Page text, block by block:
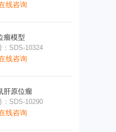
线咨询
瘤模型
：SDS-10324
线咨询
肝原位瘤
：SDS-10290
线咨询